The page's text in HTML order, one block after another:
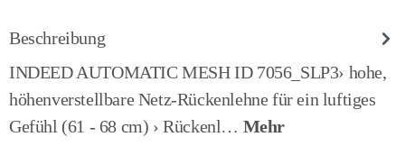
Beschreibung
INDEED AUTOMATIC MESH ID 7056_SLP3› hohe,
höhenverstellbare Netz-Rückenlehne für ein luftiges
Gefühl (61 - 68 cm) › Rückenl… Mehr